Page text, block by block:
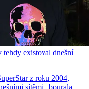
tehdy existoval dnešní
z roku 2004,
sítěmi „bourala